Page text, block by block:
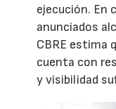
ejecución. En
anunciados
CBRE estima
cuenta con
y visibilidad